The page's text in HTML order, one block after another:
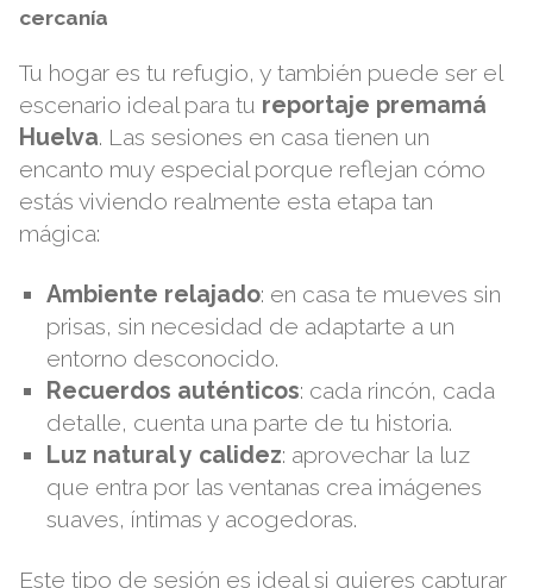
cercanía
Tu hogar es tu refugio, y también puede ser el
escenario ideal para tu reportaje premamá
Huelva. Las sesiones en casa tienen un
encanto muy especial porque reflejan cómo
estás viviendo realmente esta etapa tan
mágica:
Ambiente relajado: en casa te mueves sin
prisas, sin necesidad de adaptarte a un
entorno desconocido.
Recuerdos auténticos: cada rincón, cada
detalle, cuenta una parte de tu historia.
Luz natural y calidez: aprovechar la luz
que entra por las ventanas crea imágenes
suaves, íntimas y acogedoras.
Este tipo de sesión es ideal si quieres capturar